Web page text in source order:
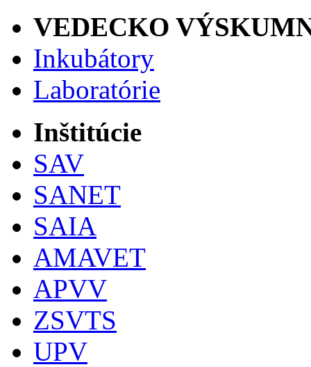
VEDECKO
Inkubátory
Laboratórie
Inštitúcie
SAV
SANET
SAIA
AMAVET
APVV
ZSVTS
UPV